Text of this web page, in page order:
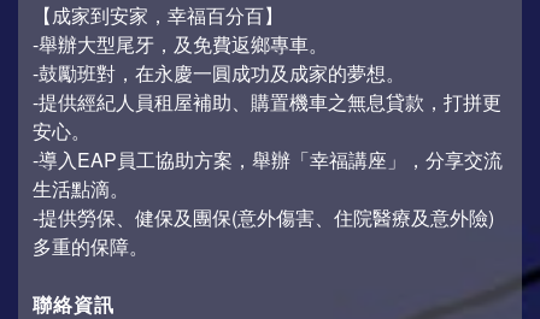
【成家到安家，幸福百分百】
-舉辦大型尾牙，及免費返鄉專車。
-鼓勵班對，在永慶一圓成功及成家的夢想。
-提供經紀人員租屋補助、購置機車之無息貸款，打拼更
安心。
-導入EAP員工協助方案，舉辦「幸福講座」，分享交流
生活點滴。
-提供勞保、健保及團保(意外傷害、住院醫療及意外險)
多重的保障。
聯絡資訊